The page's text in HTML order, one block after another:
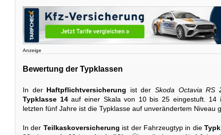
Anzeige
Bewertung der Typklassen
In der Haftpflichtversicherung ist derSkoda Octavia RS
Typklasse 14auf einer Skala von 10 bis 25 eingestuft.
letzten fünf Jahre ist die Typklasse auf unverändertem Niveau
In der Teilkaskoversicherung ist der Fahrzeugtyp in die